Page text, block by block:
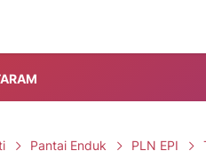
Pantai Enduk PLN EPI